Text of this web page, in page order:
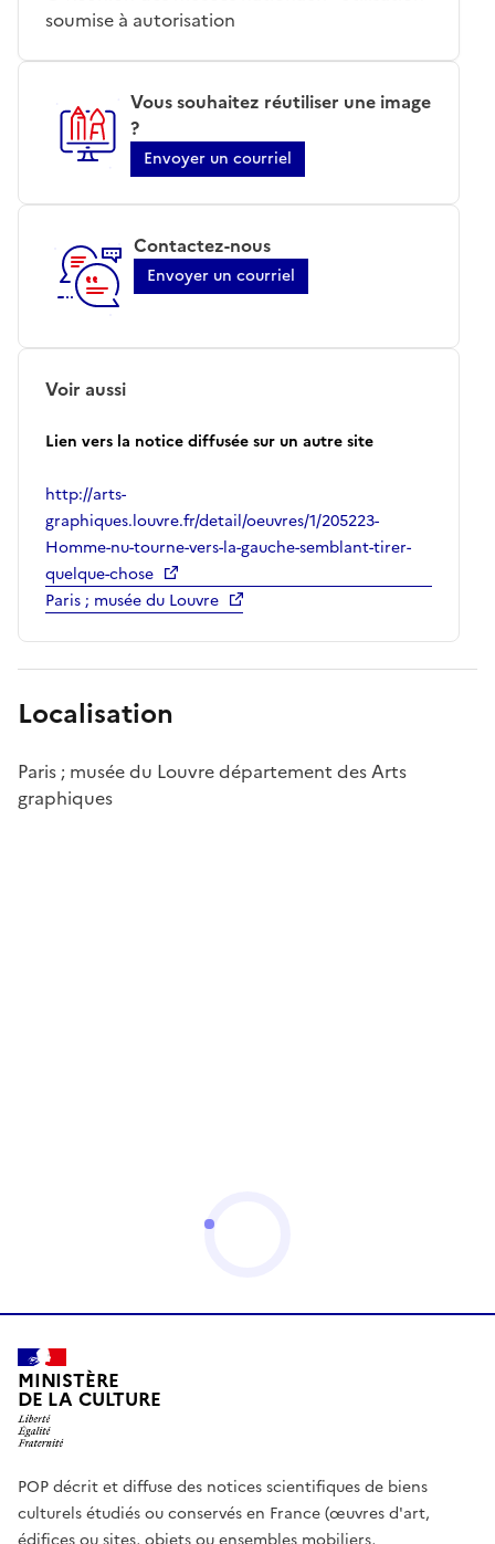
soumise à autorisation
Vous souhaitez réutiliser une image
?
Envoyer un courriel
Contactez-nous
Envoyer un courriel
Voir aussi
Lien vers la notice diffusée sur un autre site
http://arts-
graphiques.louvre.fr/detail/oeuvres/1/205223-
Homme-nu-tourne-vers-la-gauche-semblant-tirer-
quelque-chose
Paris ; musée du Louvre
Localisation
Paris ; musée du Louvre département des Arts
graphiques
MINISTÈRE
DE LA CULTURE
POP décrit et diffuse des notices scientifiques de biens
culturels étudiés ou conservés en France (œuvres d'art,